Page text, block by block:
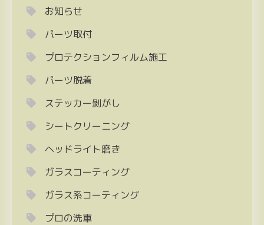
お知らせ
パーツ取付
プロテクションフィルム施工
パーツ脱着
ステッカー剝がし
シートクリーニング
ヘッドライト磨き
ガラスコーティング
ガラス系コーティング
プロの洗車